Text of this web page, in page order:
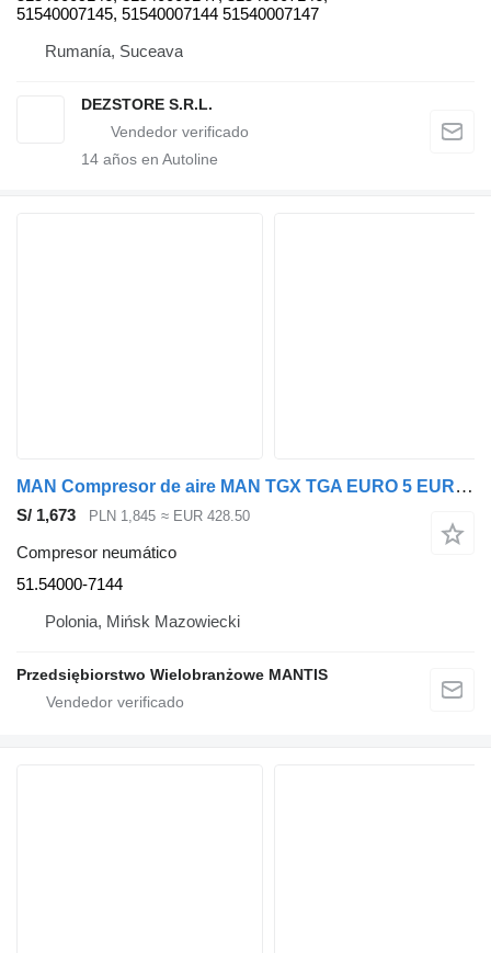
51540007145, 51540007144 51540007147
Rumanía, Suceava
DEZSTORE S.R.L.
14 años en Autoline
MAN Compresor de aire MAN TGX TGA EURO 5 EURO 6 51.54000-7144 compresor neumático para cabeza tractora
S/ 1,673 PLN 1,845 ≈ EUR 428.50
Compresor neumático
51.54000-7144
Polonia, Mińsk Mazowiecki
Przedsiębiorstwo Wielobranżowe MANTIS